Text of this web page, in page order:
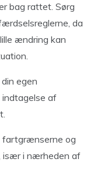
bag rattet. Sørg
da
ændring kan
egen
af
fartgrænserne og
især i nærheden af